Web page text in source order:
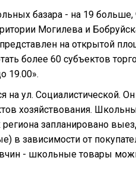
базара - на 19
Могилева и
на открытой
более 60 субъектов
19.00».
ул. Социалистической.
хозяйствования.
запланировано
зависимости от
- школьные товары